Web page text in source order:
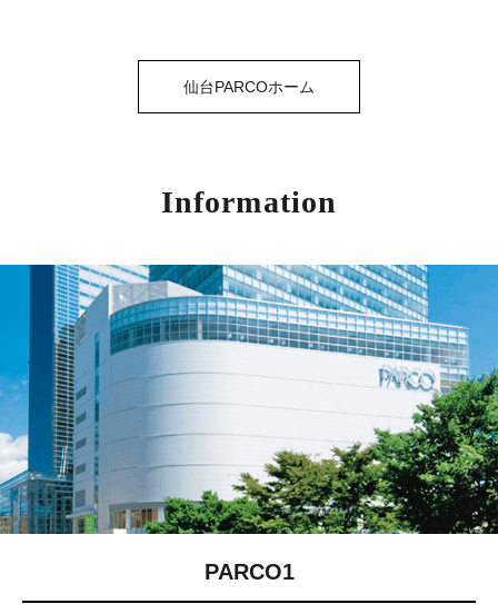
仙台PARCOホーム
Information
PARCO1